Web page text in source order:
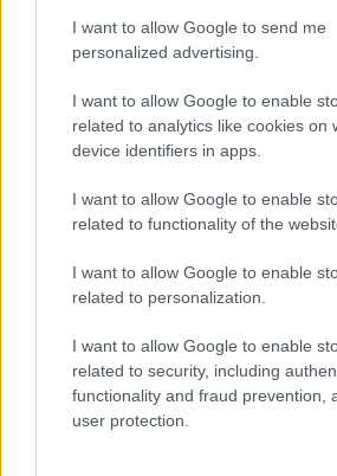
I want to allow Google to send me
personalized advertising.
I want to allow Google to enable
related to analytics like cookies on
device identifiers in apps.
I want to allow Google to enable
related to functionality of the
I want to allow Google to enable
related to personalization.
I want to allow Google to enable
related to security, including
functionality and fraud prevention,
user protection.
enkä siihen voi vaikuttaa. Sen
kisatilanteessa.
Toni Ketelä
– Ei ole mitään ongelmia
Lähden hakemaan uran
mikä tarkoittaa
vähimmäistavoite, eikä
jos sinne asti päästään. Siitä
heikko olo, ei oikein ruoka
mutta nyt rupeaa taas
energiaa ja hyvä vointi. Rata
mutta se sopii minulle oikein